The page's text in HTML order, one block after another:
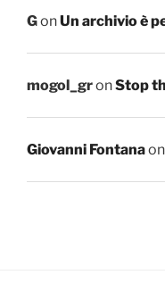
GonUn archivio è
mogol_gronStop
Giovanni Fontanaon